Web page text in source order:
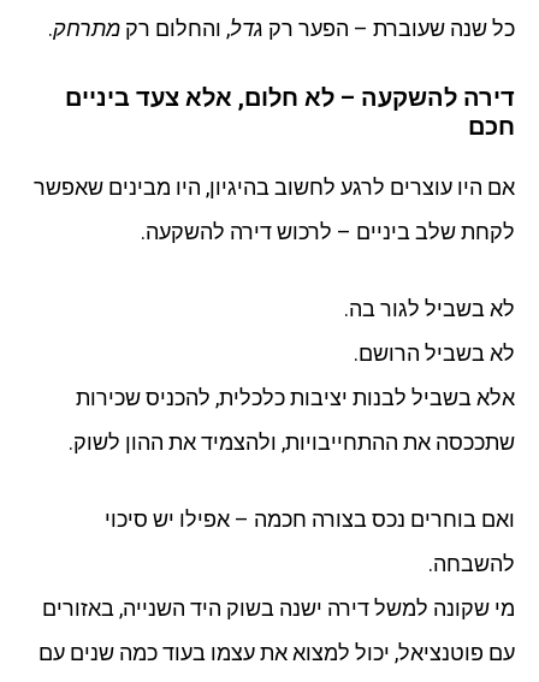
כל שנה שעוברת – הפער רק גדל, והחלום רק מתרחק.
דירה להשקעה – לא חלום, אלא צעד ביניים
חכם
אם היו עוצרים לרגע לחשוב בהיגיון, היו מבינים שאפשר
לקחת שלב ביניים – לרכוש דירה להשקעה.
לא בשביל לגור בה.
לא בשביל הרושם.
אלא בשביל לבנות יציבות כלכלית, להכניס שכירות
שתככסה את ההתחייבויות, ולהצמיד את ההון לשוק.
ואם בוחרים נכס בצורה חכמה – אפילו יש סיכוי
להשבחה.
מי שקונה למשל דירה ישנה בשוק היד השנייה, באזורים
עם פוטנציאל, יכול למצוא את עצמו בעוד כמה שנים עם